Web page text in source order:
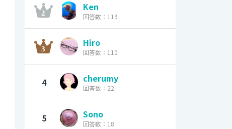
Ken
回答数：119
Hiro
回答数：110
4 cherumy
回答数：22
5 Sono
回答数：18